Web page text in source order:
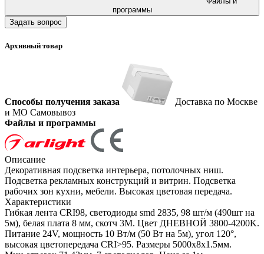
программы
Задать вопрос
Архивный товар
Способы получения заказа
Доставка по Москве
и МО Самовывоз
Файлы и программы
Описание
Декоративная подсветка интерьера, потолочных ниш.
Подсветка рекламных конструкций и витрин. Подсветка
рабочих зон кухни, мебели. Высокая цветовая передача.
Характеристики
Гибкая лента CRI98, светодиоды smd 2835, 98 шт/м (490шт на
5м), белая плата 8 мм, скотч 3М. Цвет ДНЕВНОЙ 3800-4200K.
Питание 24V, мощность 10 Вт/м (50 Вт на 5м), угол 120°,
высокая цветопередача CRI>95. Размеры 5000х8x1.5мм.